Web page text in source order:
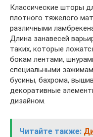
Классические шторы
плотного тяжелого
различными
Длина занавесей
таких, которые
бокам лентами,
специальными
бусины, бахрома,
декоративные
дизайном.
Читайте также: